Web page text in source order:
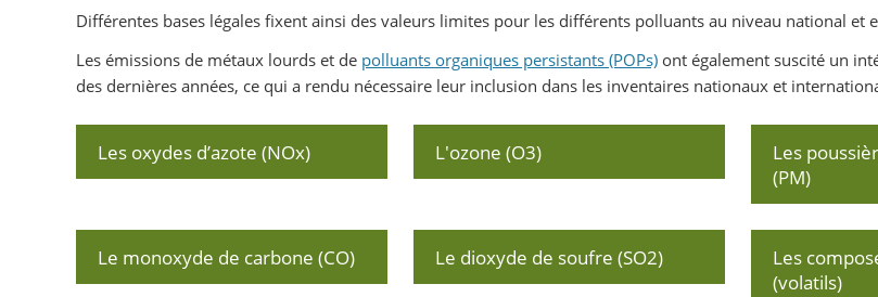
Différentes bases légales fixent ainsi des valeurs limites pour les différents polluants au niveau national et
Les émissions de métaux lourds et de polluants organiques persistants (POPs)ont également suscité un
des dernières années, ce qui a rendu nécessaire leur inclusion dans les inventaires nationaux et
Les oxydes d’azote (NOx) L'ozone (O3)
Les
(PM)
Le monoxyde de carbone (CO) Le dioxyde de soufre (SO2)
Les
(volatils)